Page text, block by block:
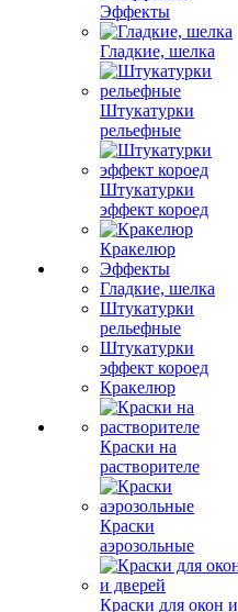
Эффекты
Гладкие, шелка
Штукатурки
рельефные
Штукатурки
эффект короед
Кракелюр
Эффекты
Гладкие, шелка
Штукатурки
рельефные
Штукатурки
эффект короед
Кракелюр
Краски на
растворителе
Краски
аэрозольные
Краски для окон и